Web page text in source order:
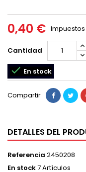
0,40 €
Cantidad
 En stock
Compartir
DETALLES DEL
Referencia 2450208
En stock7 Artículos